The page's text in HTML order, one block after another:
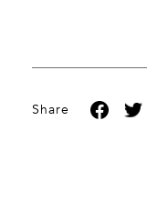
Share